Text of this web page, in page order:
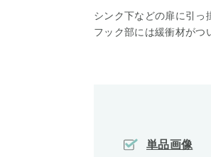
シンク下などの扉に引っ
フック部には緩衝材がつ
単品画像